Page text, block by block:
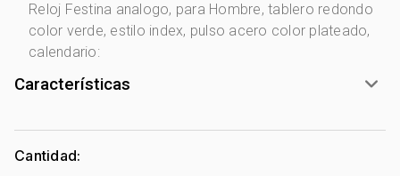
Reloj Festina analogo, para Hombre, tablero redondo
color verde, estilo index, pulso acero color plateado,
calendario:
Características
Marca: Festina
Género:
Luminiscente:
Cantidad: